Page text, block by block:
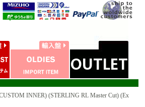
INNER) (STERLING RL Master Cut) (Ex